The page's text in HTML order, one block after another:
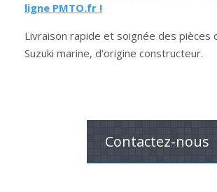
ligne PMTO.fr !
Livraison rapide et soignée des pièces
Suzuki marine, d'origine constructeur.
Contactez-nous